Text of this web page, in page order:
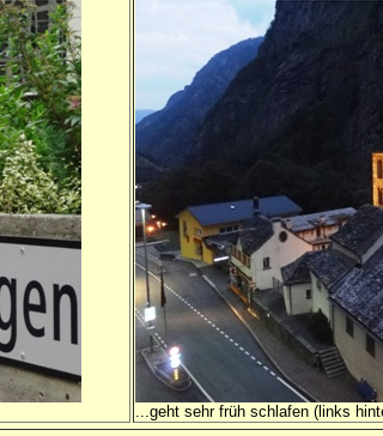
...geht sehr früh schlafen (links